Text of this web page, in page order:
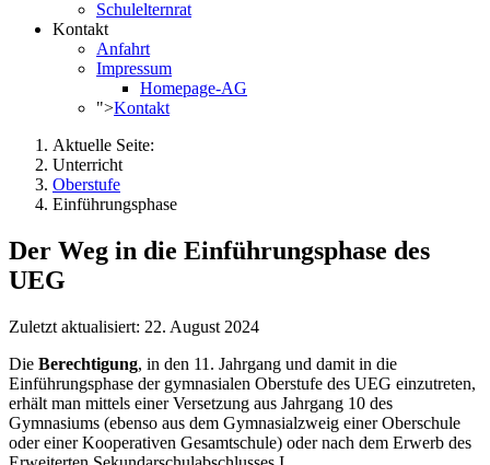
Schulelternrat
Kontakt
Anfahrt
Impressum
Homepage-AG
">Kontakt
Aktuelle Seite:
Unterricht
Oberstufe
Einführungsphase
Der Weg in die Einführungsphase des
UEG
Zuletzt aktualisiert: 22. August 2024
Die Berechtigung, in den 11. Jahrgang und damit in die
Einführungsphase der gymnasialen Oberstufe des UEG einzutreten,
erhält man mittels einer Versetzung aus Jahrgang 10 des
Gymnasiums (ebenso aus dem Gymnasialzweig einer Oberschule
oder einer Kooperativen Gesamtschule) oder nach dem Erwerb des